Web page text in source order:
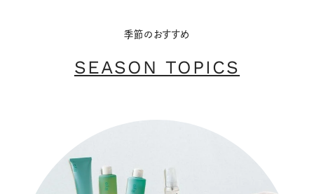
季節のおすすめ
SEASON TOPICS